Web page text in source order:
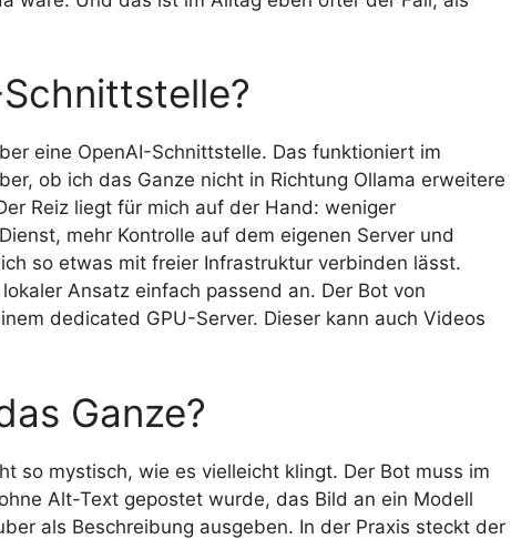
eine OpenAI-Schnittstelle. Das funktioniert im
ob ich das Ganze nicht in Richtung Ollama erweitere
Reiz liegt für mich auf der Hand: weniger
mehr Kontrolle auf dem eigenen Server und
so etwas mit freier Infrastruktur verbinden lässt.
Ansatz einfach passend an. Der Bot von
dedicated GPU-Server. Dieser kann auch Videos
Ganze?
so mystisch, wie es vielleicht klingt. Der Bot muss im
Alt-Text gepostet wurde, das Bild an ein Modell
als Beschreibung ausgeben. In der Praxis steckt der